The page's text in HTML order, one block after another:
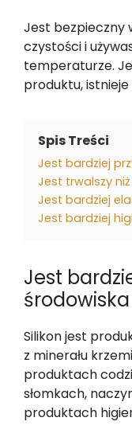
Jest bezpieczny
czystości i
temperaturze.
produktu,
Spis Treści
Jest bardziej
Jest trwalszy
Jest bardziej
Jest bardziej
Jest
Silikon jest
z minerału
produktach
słomkach,
produktach